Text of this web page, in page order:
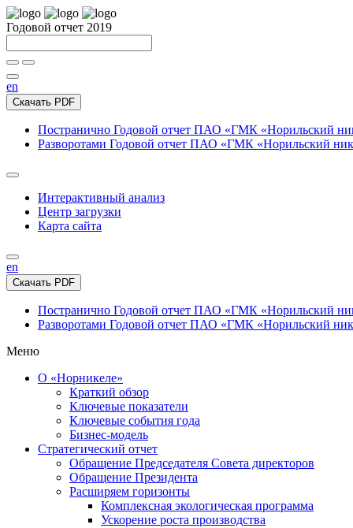
Годовой отчет 2019
en
Скачать PDF
Постранично Годовой отчет ПАО «ГМК «Норильский
Разворотами Годовой отчет ПАО «ГМК «Норильский
Интерактивный анализ
Центр загрузки
Карта сайта
en
Скачать PDF
Постранично Годовой отчет ПАО «ГМК «Норильский
Разворотами Годовой отчет ПАО «ГМК «Норильский
Меню
О «Норникеле»
Краткий обзор
Ключевые показатели
Ключевые события года
Бизнес-модель
Стратегический отчет
Обращение Председателя Совета директоров
Обращение Президента
Расширяем горизонты
Комплексная экологическая программа
Ускорение роста производства